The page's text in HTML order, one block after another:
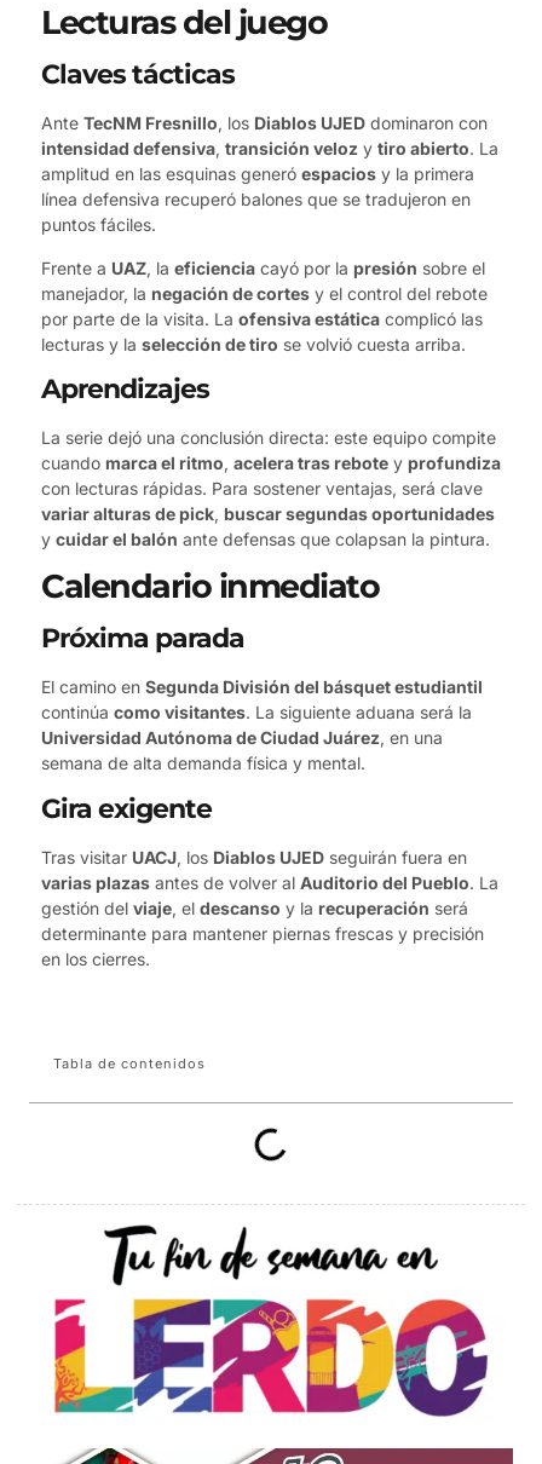
Lecturas del juego
Claves tácticas
Ante TecNM Fresnillo, los Diablos UJED dominaron con
intensidad defensiva, transición veloz y tiro abierto. La
amplitud en las esquinas generó espacios y la primera
línea defensiva recuperó balones que se tradujeron en
puntos fáciles.
Frente a UAZ, la eficiencia cayó por la presión sobre el
manejador, la negación de cortes y el control del rebote
por parte de la visita. La ofensiva estática complicó las
lecturas y la selección de tiro se volvió cuesta arriba.
Aprendizajes
La serie dejó una conclusión directa: este equipo compite
cuando marca el ritmo, acelera tras rebote y profundiza
con lecturas rápidas. Para sostener ventajas, será clave
variar alturas de pick, buscar segundas oportunidades
y cuidar el balón ante defensas que colapsan la pintura.
Calendario inmediato
Próxima parada
El camino en Segunda División del básquet estudiantil
continúa como visitantes. La siguiente aduana será la
Universidad Autónoma de Ciudad Juárez, en una
semana de alta demanda física y mental.
Gira exigente
Tras visitar UACJ, los Diablos UJED seguirán fuera en
varias plazas antes de volver al Auditorio del Pueblo. La
gestión del viaje, el descanso y la recuperación será
determinante para mantener piernas frescas y precisión
en los cierres.
Tabla de contenidos